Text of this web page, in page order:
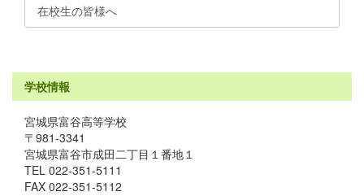
在校生の皆様へ
学校情報
宮城県富谷高等学校
〒981-3341
宮城県富谷市成田二丁目１番地１
TEL 022-351-5111
FAX 022-351-5112